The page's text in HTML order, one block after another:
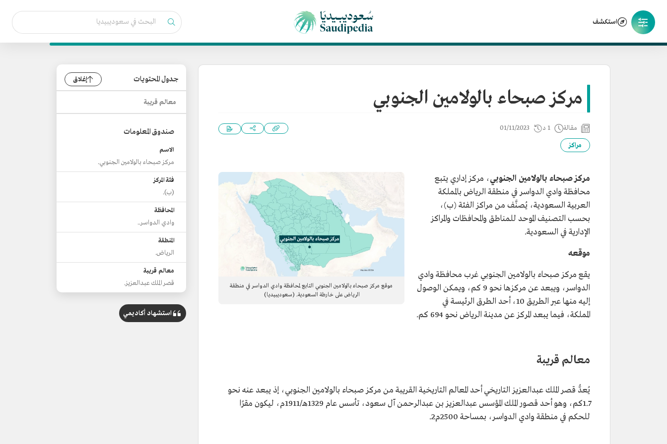
استكشف
مركز صبحاء بالولامين الجنوبي
مقالة 1 د 01/11/2023
مراكز
موقع مركز صبحاء بالولامين الجنوبي التابع لمحافظة وادي الدواسر في منطقة
الرياض على خارطة السعودية. (سعوديبيديا)
مركز صبحاء بالولامين الجنوبي، مركز إداري يتبع
محافظة وادي الدواسر في منطقة الرياض بالمملكة
العربية السعودية، يُصنَّف من مراكز الفئة (ب)،
بحسب التصنيف الموحد للمناطق والمحافظات والمراكز
الإدارية في السعودية.
موقعه
يقع مركز صبحاء بالولامين الجنوبي غرب محافظة وادي
الدواسر، ويبعد عن مركزها نحو 9 كم، ويمكن الوصول
إليه منها عبر الطريق 10، أحد الطرق الرئيسة في
المملكة، فيما يبعد المركز عن مدينة الرياض نحو 694 كم.
معالم قريبة
يُعدُّ قصر الملك عبدالعزيز التاريخي أحد المعالم التاريخية القريبة من مركز صبحاء بالولامين الجنوبي، إذ يبعد عنه نحو
1.7كم، وهو أحد قصور الملك المؤسس عبدالعزيز بن عبدالرحمن آل سعود، تأسس عام 1329هـ/1911م، ليكون مقرًا
للحكم في منطقة وادي الدواسر، بمساحة 2500م2.
جدول المحتويات إغلاق
معالم قريبة
صندوق المعلومات
الاسم
مركز صبحاء بالولامين الجنوبي.
فئة المركز
(ب).
المحافظة
وادي الدواسر..
المنطقة
الرياض.
معالم قريبة
قصر الملك عبدالعزيز.
استشهاد أكاديمي